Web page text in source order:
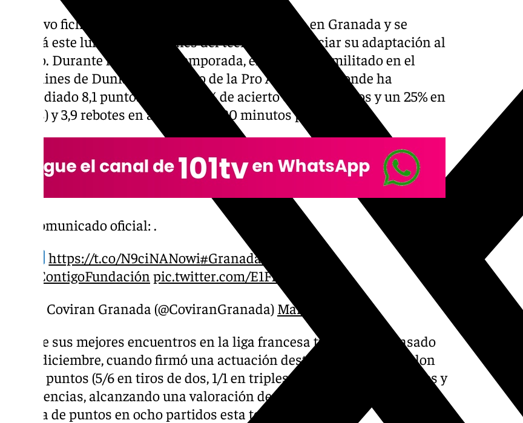
El nuevo fichaje rojinegro aterrizará este domingo en Granada y se
pondrá este lunes a las órdenes del técnico para iniciar su adaptación al
equipo. Durante la presente temporada, el interior ha militado en el
Gravelines de Dunkerque, equipo de la Pro A francesa, donde ha
promediado 8,1 puntos (con un 57% de acierto en tiros de dos y un 25% en
triples) y 3,9 rebotes en algo más de 20 minutos por partido.
Comunicado oficial: .
https://t.co/N9ciNANowi#GranadaEsÉlite
#ContigoFundación pic.twitter.com/E1FLFHs6Tk
— Coviran Granada (@CoviranGranada) March 9, 2025
Uno de sus mejores encuentros en la liga francesa tuvo lugar el pasado
22 de diciembre, cuando firmó una actuación destacada ante el Chalon
con 14 puntos (5/6 en tiros de dos, 1/1 en triples y un tiro libre), 6 rebotes y
3 asistencias, alcanzando una valoración de 20. Además, ha superado la
decena de puntos en ocho partidos esta temporada.